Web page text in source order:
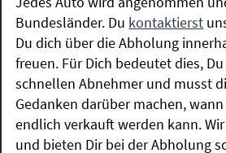
Bundesländer. Du kontaktierst
Du dich über die Abholung
freuen. Für Dich bedeutet dies,
schnellen Abnehmer und musst
Gedanken darüber machen,
endlich verkauft werden kann.
und bieten Dir bei der Abholung